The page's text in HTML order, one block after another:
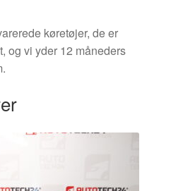
køretøjer, de er
og vi yder 12 måneders